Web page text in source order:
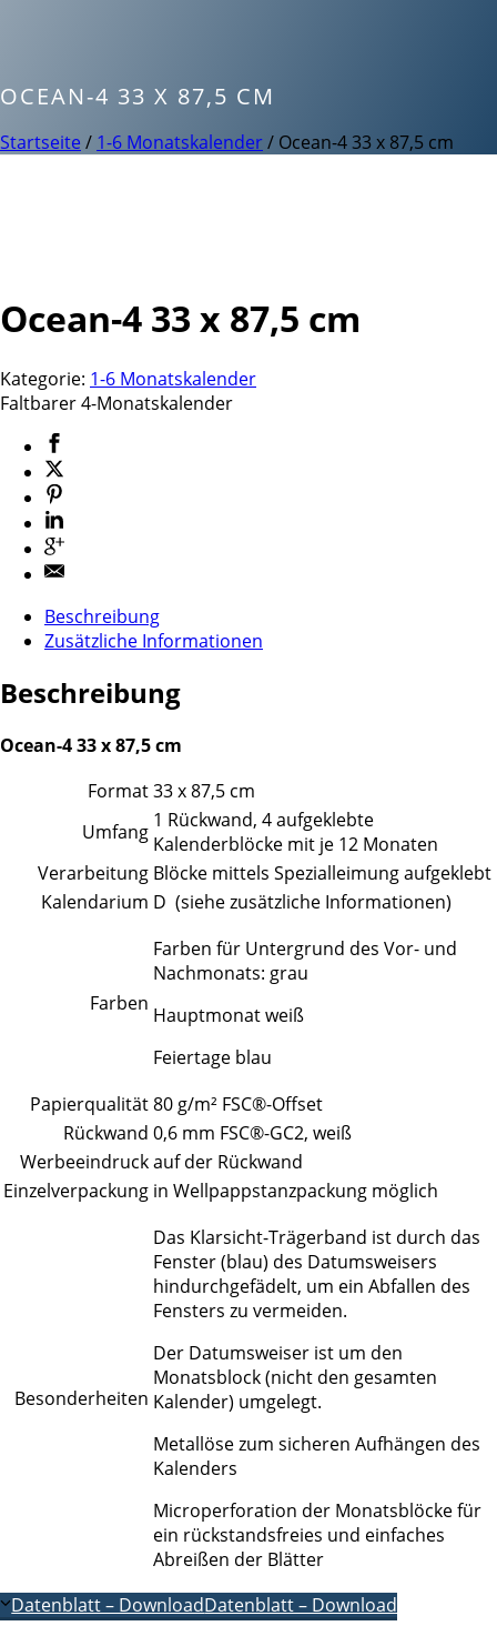
OCEAN-4 33 X 87,5 CM
Startseite / 1-6 Monatskalender/ Ocean-4 33 x 87,5 cm
Ocean-4 33 x 87,5 cm
Kategorie: 1-6 Monatskalender
Faltbarer 4-Monatskalender
Beschreibung
Zusätzliche Informationen
Beschreibung
Ocean-4 33 x 87,5 cm
Format33 x 87,5 cm
Umfang 1 Rückwand, 4 aufgeklebte
Kalenderblöcke mit je 12 Monaten
Verarbeitung Blöcke mittels Spezialleimung aufgeklebt
Kalendarium D (siehe zusätzliche Informationen)
Farben
Farben für Untergrund des Vor- und
Nachmonats: grau
Hauptmonat weiß
Feiertage blau
Papierqualität80 g/m² FSC®-Offset
Rückwand 0,6 mm FSC®-GC2, weiß
Werbeeindruckauf der Rückwand
Einzelverpackung in Wellpappstanzpackung möglich
Besonderheiten
Das Klarsicht-Trägerband ist durch das
Fenster (blau) des Datumsweisers
hindurchgefädelt, um ein Abfallen des
Fensters zu vermeiden.
Der Datumsweiser ist um den
Monatsblock (nicht den gesamten
Kalender) umgelegt.
Metallöse zum sicheren Aufhängen des
Kalenders
Microperforation der Monatsblöcke für
ein rückstandsfreies und einfaches
Abreißen der Blätter
Datenblatt – DownloadDatenblatt – Download